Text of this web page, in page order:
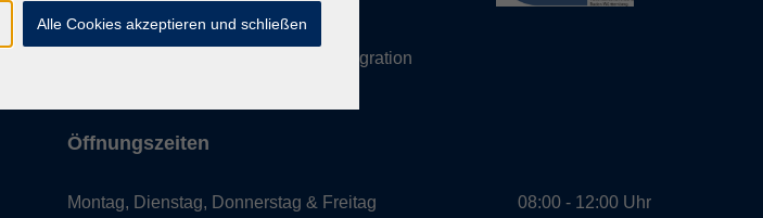
Tel: 08441 27 4000- vhs Büro
- Deutsch/Integration
Öffnungszeiten
Montag, Dienstag, Donnerstag & Freitag
08:00 - 12:00 Uhr
Alle Cookies akzeptieren und schließen